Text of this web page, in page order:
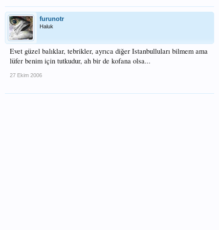
furunotr
Haluk
Evet güzel balıklar, tebrikler, ayrıca diğer Istanbulluları bilmem ama
lüfer benim için tutkudur, ah bir de kofana olsa...
27 Ekim 2006